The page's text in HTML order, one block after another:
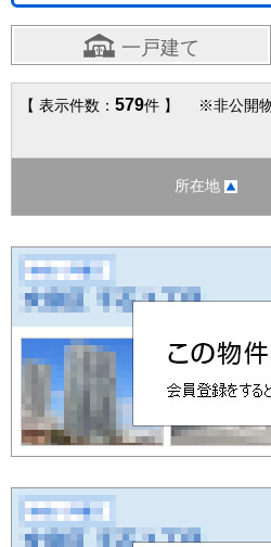
一戸建て
【 表示件数： 579件 】 ※非公開
所在地